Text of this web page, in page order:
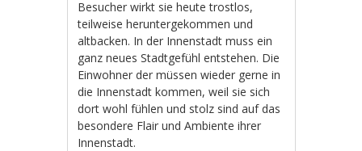
Besucher wirkt sie heute trostlos,
teilweise heruntergekommen und
altbacken. In der Innenstadt muss ein
ganz neues Stadtgefühl entstehen. Die
Einwohner der müssen wieder gerne in
die Innenstadt kommen, weil sie sich
dort wohl fühlen und stolz sind auf das
besondere Flair und Ambiente ihrer
Innenstadt.